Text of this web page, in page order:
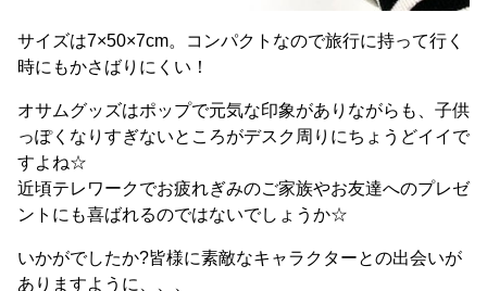
サイズは7×50×7cm。コンパクトなので旅行に持って行く
時にもかさばりにくい！
オサムグッズはポップで元気な印象がありながらも、子供
っぽくなりすぎないところがデスク周りにちょうどイイで
すよね☆
近頃テレワークでお疲れぎみのご家族やお友達へのプレゼ
ントにも喜ばれるのではないでしょうか☆
いかがでしたか?皆様に素敵なキャラクターとの出会いが
ありますように、、、